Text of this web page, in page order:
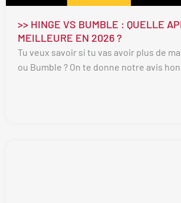
>> HINGE VS BUMBLE : QUELLE
MEILLEURE EN 2026 ?
Tu veux savoir si tu vas avoir plus de
ou Bumble ? On te donne notre avis